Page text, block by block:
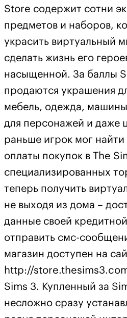
Store содержит сотни
предметов и наборов,
украсить виртуальный
сделать жизнь его
насыщенной. За баллы
продаются украшения
мебель, одежда,
для персонажей и даже
раньше игрок мог найти
оплаты покупок в The
специализированных
теперь получить
не выходя из дома –
данные своей
отправить смс-
магазин доступен на
http://
Sims 3. Купленный за
несложно сразу